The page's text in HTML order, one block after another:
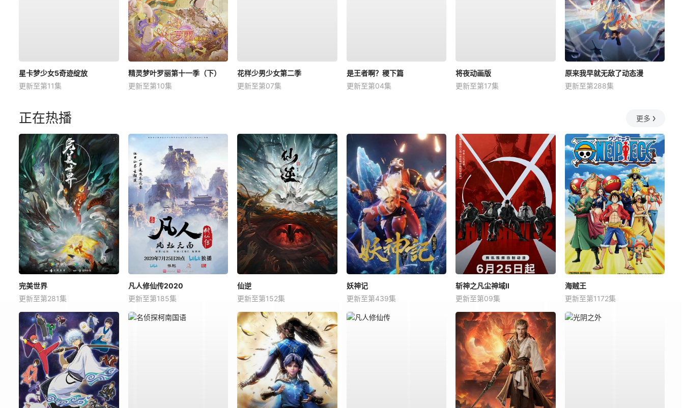
星卡梦少女5奇迹绽放
更新至第11集
精灵梦叶罗丽第十一季（下）
更新至第10集
花样少男少女第二季
更新至第07集
是王者啊？稷下篇
更新至第04集
将夜动画版
更新至第17集
原来我早就无敌了动态漫
更新至第288集
正在热播 更多
完美世界
更新至第281集
凡人修仙传2020
更新至第185集
仙逆
更新至第152集
妖神记
更新至第439集
斩神之凡尘神域Ⅱ
更新至第09集
海贼王
更新至第1172集